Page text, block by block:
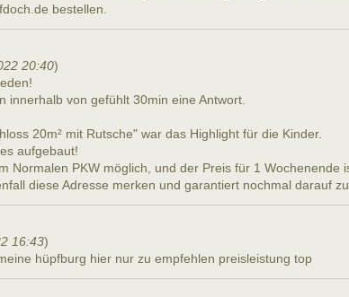
bestellen.
20:40)
innerhalb von gefühlt 30min eine Antwort.
20m² mit Rutsche" war das Highlight für die Kinder.
aufgebaut!
Normalen PKW möglich, und der Preis für 1 Wochenende
diese Adresse merken und garantiert nochmal darauf
16:43)
hüpfburg hier nur zu empfehlen preisleistung top